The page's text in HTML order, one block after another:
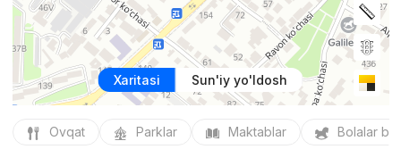
Xaritasi Sun'iy yo'ldosh
Ovqat Parklar Maktablar Bolalar